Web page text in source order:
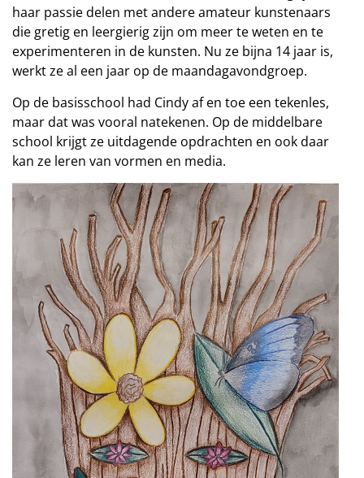
haar passie delen met andere amateur kunstenaars
die gretig en leergierig zijn om meer te weten en te
experimenteren in de kunsten. Nu ze bijna 14 jaar is,
werkt ze al een jaar op de maandagavondgroep.
Op de basisschool had Cindy af en toe een tekenles,
maar dat was vooral natekenen. Op de middelbare
school krijgt ze uitdagende opdrachten en ook daar
kan ze leren van vormen en media.